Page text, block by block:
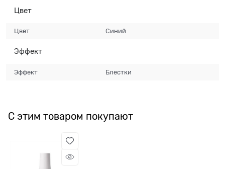
Цвет
Цвет Синий
Эффект
Эффект Блестки
С этим товаром покупают